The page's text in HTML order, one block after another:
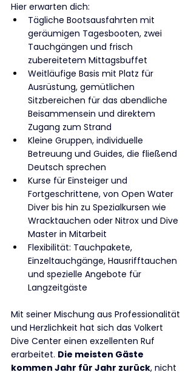
Hier erwarten dich:
Tägliche Bootsausfahrten mit
geräumigen Tagesbooten, zwei
Tauchgängen und frisch
zubereitetem Mittagsbuffet
Weitläufige Basis mit Platz für
Ausrüstung, gemütlichen
Sitzbereichen für das abendliche
Beisammensein und direktem
Zugang zum Strand
Kleine Gruppen, individuelle
Betreuung und Guides, die fließend
Deutsch sprechen
Kurse für Einsteiger und
Fortgeschrittene, von Open Water
Diver bis hin zu Spezialkursen wie
Wracktauchen oder Nitrox und Dive
Master in Mitarbeit
Flexibilität: Tauchpakete,
Einzeltauchgänge, Hausrifftauchen
und spezielle Angebote für
Langzeitgäste
Mit seiner Mischung aus Professionalität
und Herzlichkeit hat sich das Volkert
Dive Center einen exzellenten Ruf
erarbeitet. Die meisten Gäste
kommen Jahr für Jahr zurück, nicht